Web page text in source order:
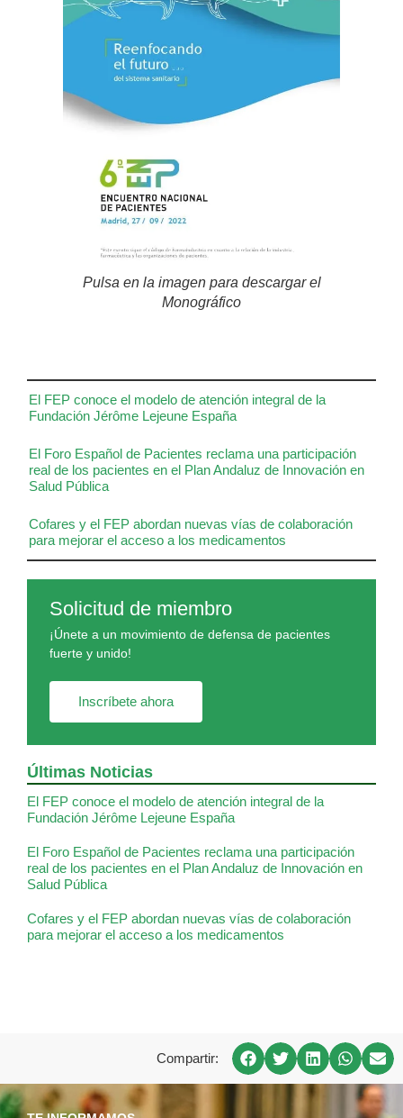
El FEP conoce el modelo de atención integral de la
Fundación Jérôme Lejeune España
El Foro Español de Pacientes reclama una participación
real de los pacientes en el Plan Andaluz de Innovación en
Salud Pública
Cofares y el FEP abordan nuevas vías de colaboración
para mejorar el acceso a los medicamentos
Solicitud de miembro
¡Únete a un movimiento de defensa de pacientes
fuerte y unido!
Inscríbete ahora
Últimas Noticias
El FEP conoce el modelo de atención integral de la
Fundación Jérôme Lejeune España
El Foro Español de Pacientes reclama una participación
real de los pacientes en el Plan Andaluz de Innovación en
Salud Pública
Cofares y el FEP abordan nuevas vías de colaboración
para mejorar el acceso a los medicamentos
Pulsa en la imagen para descargar el
Monográfico
Compartir: